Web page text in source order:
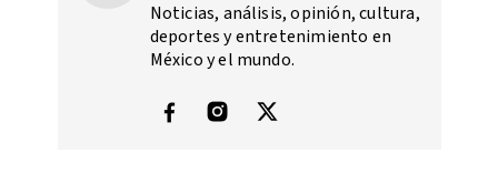
Noticias, análisis, opinión, cultura,
deportes y entretenimiento en
México y el mundo.